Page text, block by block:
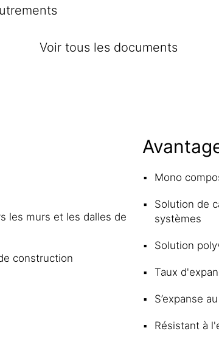
Voir tous les documents
les murs et les dalles de
construction
Mono
Solution de
systèmes
Solution
Taux
S’expanse
Résistant à